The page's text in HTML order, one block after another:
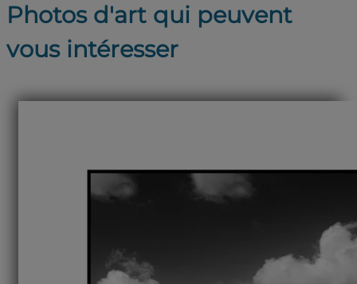
Photos d'art qui peuvent
vous intéresser